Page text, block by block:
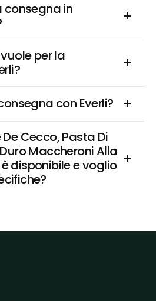
consegna in
per la
con Everli?
Cecco, Pasta Di
Maccheroni Alla
è disponibile e voglio